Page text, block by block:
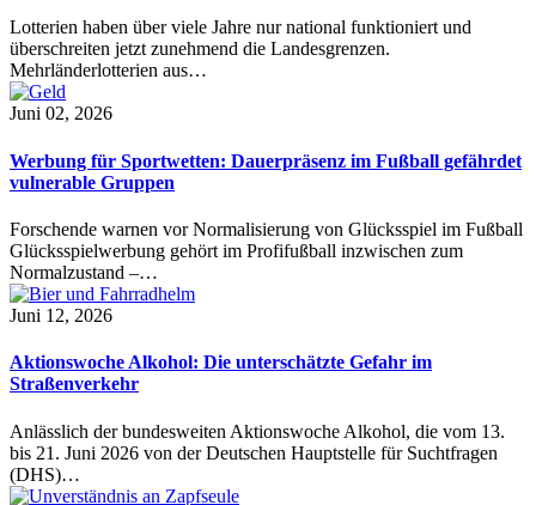
Lotterien haben über viele Jahre nur national funktioniert und
überschreiten jetzt zunehmend die Landesgrenzen.
Mehrländerlotterien aus…
Juni 02, 2026
Werbung für Sportwetten: Dauerpräsenz im Fußball gefährdet
vulnerable Gruppen
Forschende warnen vor Normalisierung von Glücksspiel im Fußball
Glücksspielwerbung gehört im Profifußball inzwischen zum
Normalzustand –…
Juni 12, 2026
Aktionswoche Alkohol: Die unterschätzte Gefahr im
Straßenverkehr
Anlässlich der bundesweiten Aktionswoche Alkohol, die vom 13.
bis 21. Juni 2026 von der Deutschen Hauptstelle für Suchtfragen
(DHS)…